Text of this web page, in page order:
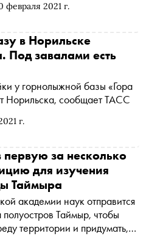
февраля 2021 г.
г.
в Норильске
Под завалами есть
у горнолыжной базы «Гора
Отдельная» неподалеку от Норильска, сообщает ТАСС
первую за несколько
для изучения
Таймыра
академии наук отправится
Таймыр, чтобы
территории и придумать,